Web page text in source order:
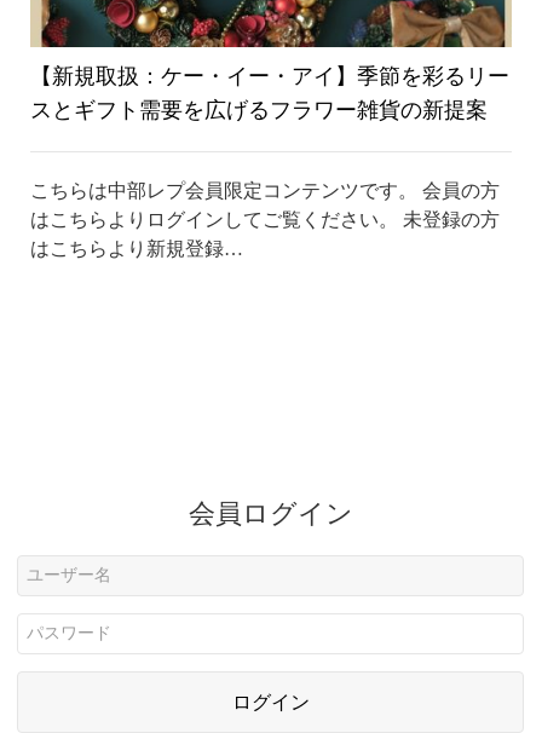
【新規取扱：ケー・イー・アイ】季節を彩るリー
スとギフト需要を広げるフラワー雑貨の新提案
こちらは中部レプ会員限定コンテンツです。 会員の方
はこちらよりログインしてご覧ください。 未登録の方
はこちらより新規登録…
会員ログイン
ログイン